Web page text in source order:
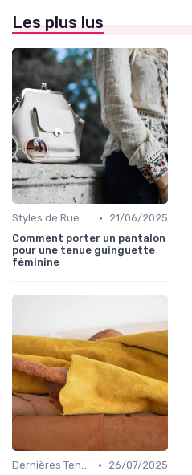
Les plus lus
Styles de Rue et Looks du Moment •
21/06/2025
Comment porter un pantalon
pour une tenue guinguette
féminine
Dernières Tendances de Mode • 26/07/2025